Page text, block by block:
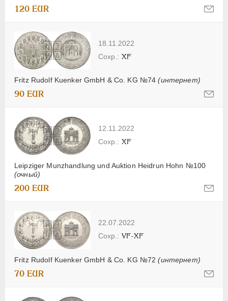
120 EUR
18.11.2022
Fritz Rudolf Kuenker GmbH & Co. KG №74(интернет)
XF
90 EUR
12.11.2022
Leipziger Munzhandlung und Auktion Heidrun Hohn №100
(очный)
XF
200 EUR
22.07.2022
Fritz Rudolf Kuenker GmbH & Co. KG №72(интернет)
VF-XF
70 EUR